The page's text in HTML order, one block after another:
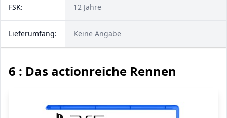
FSK: 12 Jahre
Lieferumfang: Keine Angabe
6 : Das actionreiche Rennen